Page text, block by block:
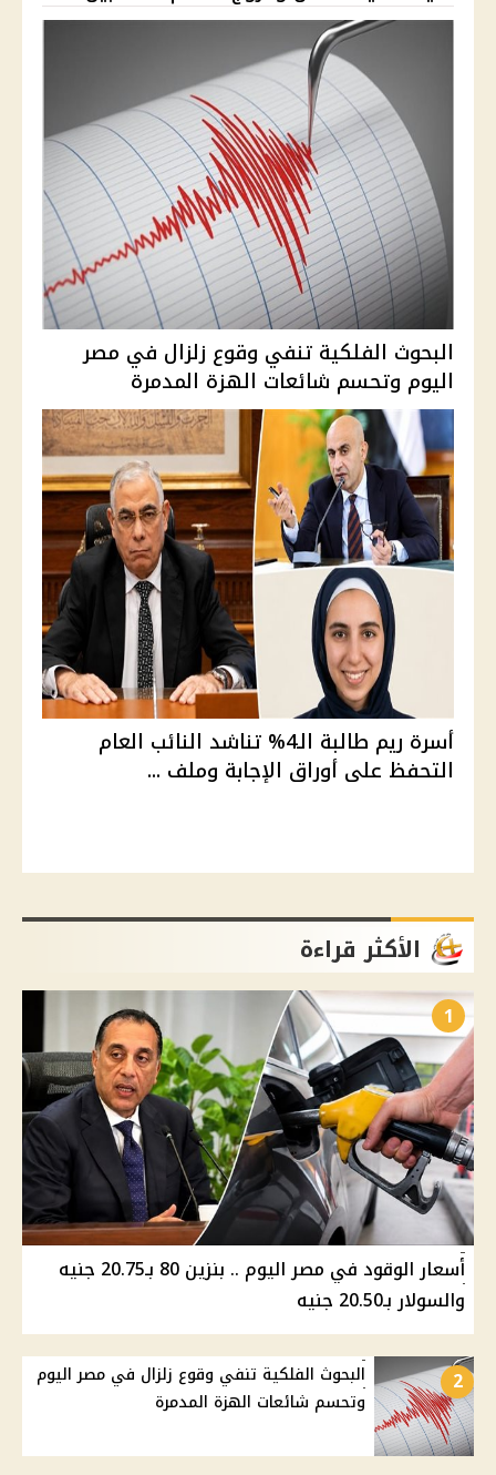
البحوث الفلكية تنفي وقوع زلزال في مصر
اليوم وتحسم شائعات الهزة المدمرة
أسرة ريم طالبة الـ4% تناشد النائب العام
التحفظ على أوراق الإجابة وملف ...
الأكثر قراءة
1
أسعار الوقود في مصر اليوم .. بنزين 80 بـ20.75 جنيه
والسولار بـ20.50 جنيه
2
البحوث الفلكية تنفي وقوع زلزال في مصر اليوم
وتحسم شائعات الهزة المدمرة